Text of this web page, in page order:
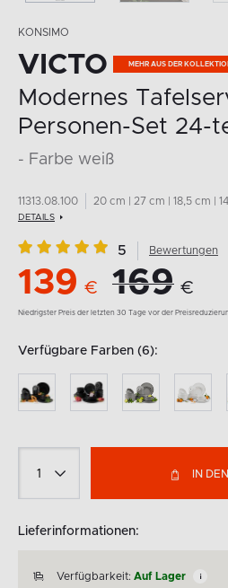
KONSIMO
VICTO MEHR AUS DER
Modernes
Personen-Set 24-
- Farbe weiß
11313.08.100 20 cm | 27 cm | 18,5 cm |
DETAILS
5 Bewertungen
139 € 169 €
Niedrigster Preis der letzten 30 Tage vor der
Verfügbare Farben (6):
IN
Lieferinformationen:
Verfügbarkeit: Auf Lager